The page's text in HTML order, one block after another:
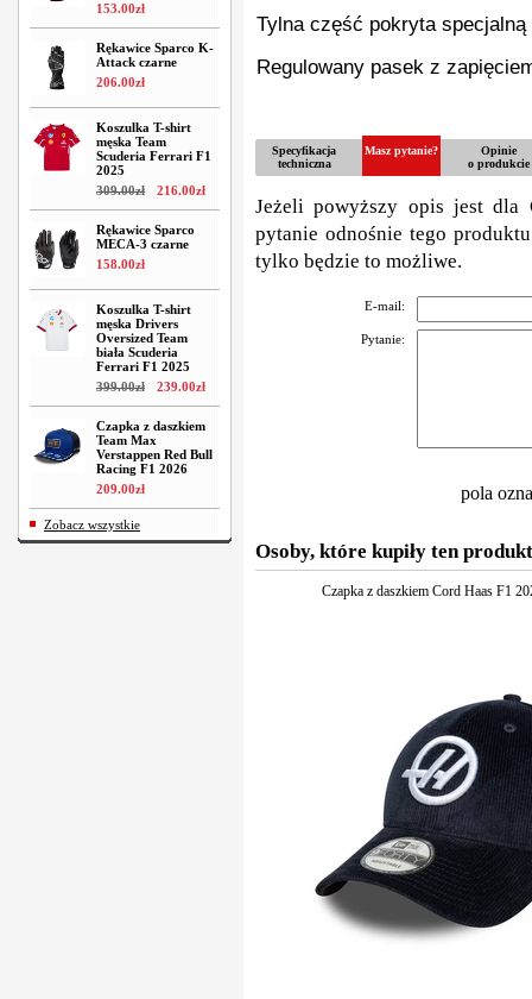
153.00zł
Rękawice Sparco K-
Attack czarne
206.00zł
Koszulka T-shirt
męska Team
Scuderia Ferrari F1
2025
309.00zł 216.00zł
Rękawice Sparco
MECA-3 czarne
158.00zł
Koszulka T-shirt
męska Drivers
Oversized Team
biała Scuderia
Ferrari F1 2025
399.00zł 239.00zł
Czapka z daszkiem
Team Max
Verstappen Red Bull
Racing F1 2026
209.00zł
Zobacz wszystkie
Tylna część pokryta
Regulowany pasek z
Specyfikacja
techniczna
Masz pytanie?
Opinie
o produkcie
Jeżeli powyższy opis jest dla
pytanie odnośnie tego
tylko będzie to możliwe.
E-mail:
Pytanie:
pola
Osoby, które kupiły ten
Czapka z daszkiem Cord Haas F1